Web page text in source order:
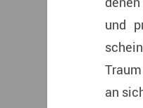
und
an